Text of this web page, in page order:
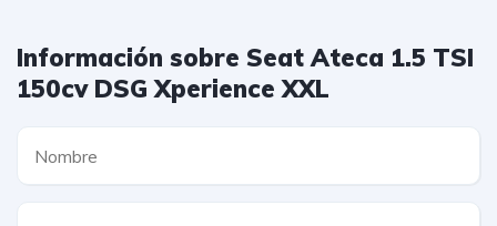
Información sobre Seat Ateca 1.5 TSI
150cv DSG Xperience XXL